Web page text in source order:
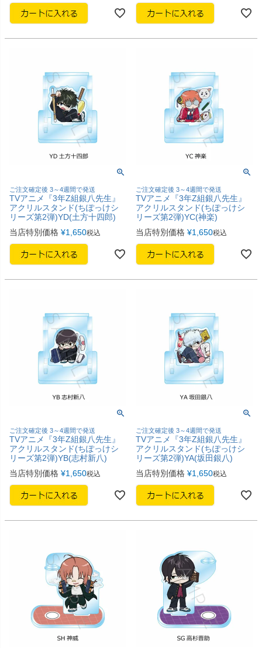
ご注文確定後 3～4週間で発送
TVアニメ『3年Z組銀八先生』
アクリルスタンド(ちぽっけシ
リーズ第2弾)YD(土方十四郎)
当店特別価格 ¥1,650税込
ご注文確定後 3～4週間で発送
TVアニメ『3年Z組銀八先生』
アクリルスタンド(ちぽっけシ
リーズ第2弾)YC(神楽)
当店特別価格 ¥1,650税込
ご注文確定後 3～4週間で発送
TVアニメ『3年Z組銀八先生』
アクリルスタンド(ちぽっけシ
リーズ第2弾)YB(志村新八)
当店特別価格 ¥1,650税込
ご注文確定後 3～4週間で発送
TVアニメ『3年Z組銀八先生』
アクリルスタンド(ちぽっけシ
リーズ第2弾)YA(坂田銀八)
当店特別価格 ¥1,650税込